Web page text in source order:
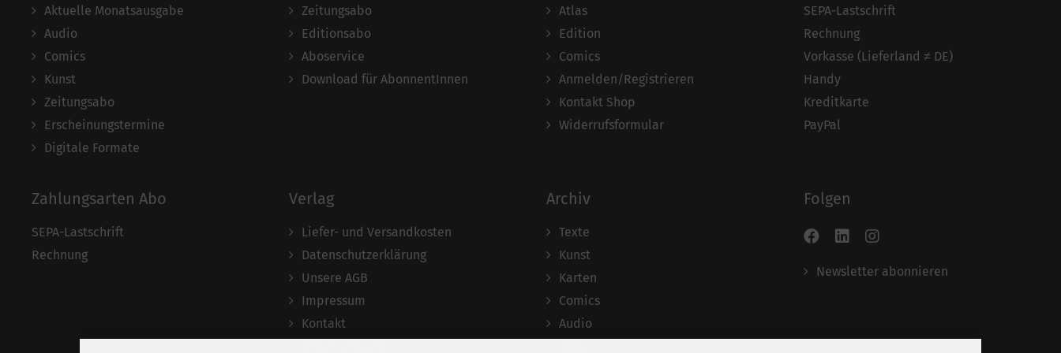
Aktuelle Monatsausgabe
Audio
Comics
Kunst
Zeitungsabo
Erscheinungstermine
Digitale Formate
Zeitungsabo
Editionsabo
Aboservice
Download für AbonnentInnen
Atlas
Edition
Comics
Anmelden/Registrieren
Kontakt Shop
Widerrufsformular
SEPA-Lastschrift
Rechnung
Vorkasse (Lieferland ≠ DE)
Handy
Kreditkarte
PayPal
Zahlungsarten Abo
SEPA-Lastschrift
Rechnung
Verlag
Liefer- und Versandkosten
Datenschutzerklärung
Unsere AGB
Impressum
Kontakt
Archiv
Texte
Kunst
Karten
Comics
Audio
Folgen
Newsletter abonnieren